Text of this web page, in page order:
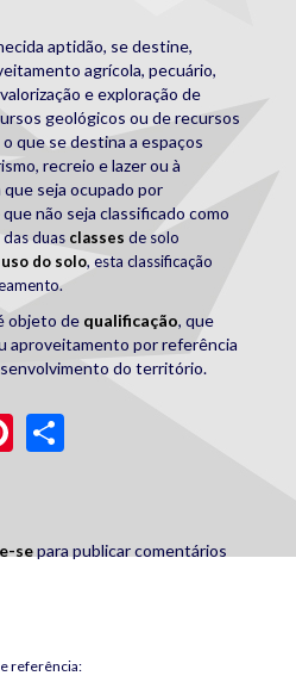
aptidão, se destine,
agrícola, pecuário,
e exploração de
geológicos ou de recursos
que se destina a espaços
recreio e lazer ou à
seja ocupado por
não seja classificado como
duas classes de solo
do solo, esta classificação
objeto de qualificação, que
aproveitamento por referência
do território.
Pinterest
separa publicar comentários
referência: